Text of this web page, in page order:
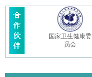
国家卫生健康委
员会